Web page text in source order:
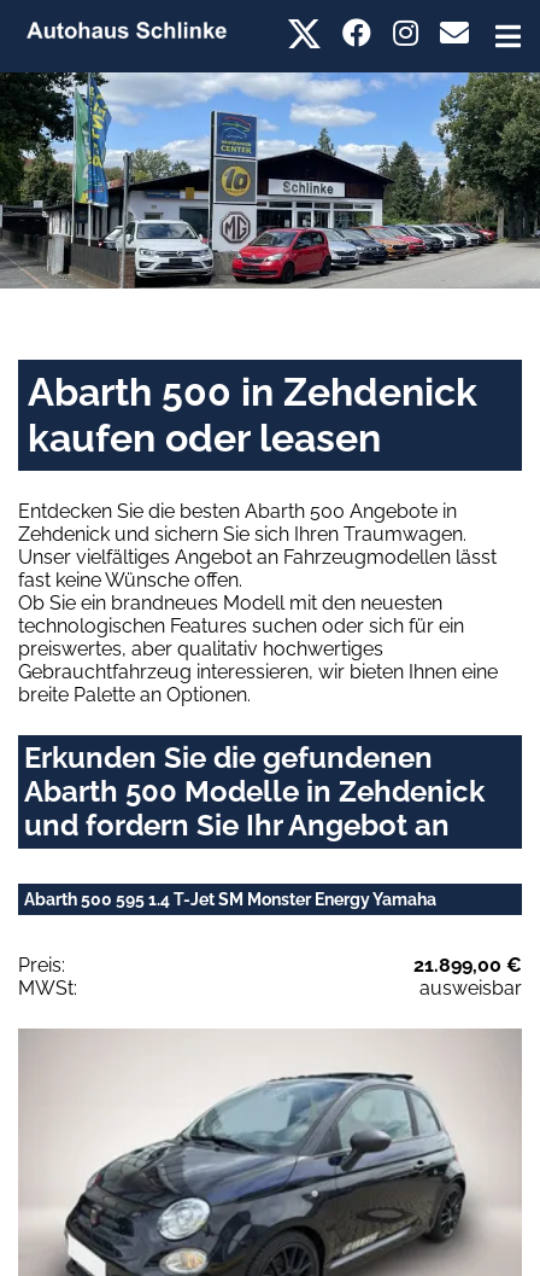
Abarth 500 in Zehdenick
kaufen oder leasen
Entdecken Sie die besten Abarth 500 Angebote in
Zehdenick und sichern Sie sich Ihren Traumwagen.
Unser vielfältiges Angebot an Fahrzeugmodellen lässt
fast keine Wünsche offen.
Ob Sie ein brandneues Modell mit den neuesten
technologischen Features suchen oder sich für ein
preiswertes, aber qualitativ hochwertiges
Gebrauchtfahrzeug interessieren, wir bieten Ihnen eine
breite Palette an Optionen.
Erkunden Sie die gefundenen
Abarth 500 Modelle in Zehdenick
und fordern Sie Ihr Angebot an
Abarth 500 595 1.4 T-Jet SM Monster Energy Yamaha
Preis:
21.899,00 €
MWSt:
ausweisbar